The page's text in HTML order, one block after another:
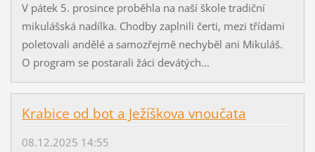
V pátek 5. prosince proběhla na naší škole tradiční
mikulášská nadílka. Chodby zaplnili čerti, mezi třídami
poletovali andělé a samozřejmě nechyběl ani Mikuláš.
O program se postarali žáci devátých...
Krabice od bot a Ježíškova vnoučata
08.12.2025 14:55